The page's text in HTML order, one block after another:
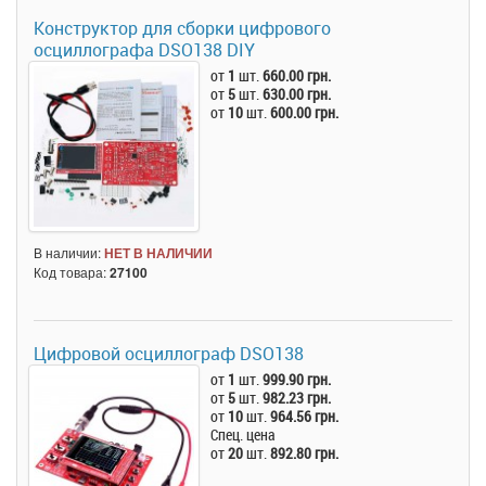
Конструктор для сборки цифрового
осциллографа DSO138 DIY
от 1 шт.660.00 грн.
от 5шт.630.00 грн.
от 10шт.600.00 грн.
В наличии:НЕТ В НАЛИЧИИ
Код товара:27100
Цифровой осциллограф DSO138
от 1 шт.999.90 грн.
от 5шт.982.23 грн.
от 10шт.964.56 грн.
Спец. цена
от20шт.892.80 грн.